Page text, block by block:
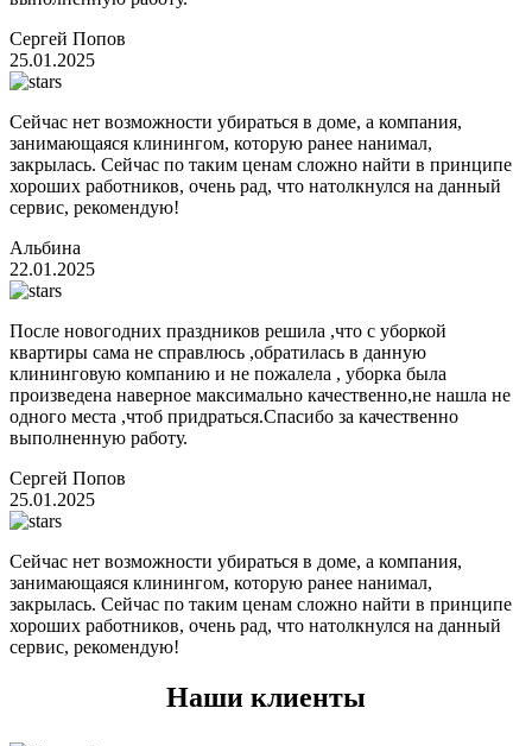
Сергей Попов
25.01.2025
Сейчас нет возможности убираться в доме, а компания,
занимающаяся клинингом, которую ранее нанимал,
закрылась. Сейчас по таким ценам сложно найти в принципе
хороших работников, очень рад, что натолкнулся на данный
сервис, рекомендую!
Альбина
22.01.2025
После новогодних праздников решила ,что с уборкой
квартиры сама не справлюсь ,обратилась в данную
клининговую компанию и не пожалела , уборка была
произведена наверное максимально качественно,не нашла не
одного места ,чтоб придраться.Спасибо за качественно
выполненную работу.
Сергей Попов
25.01.2025
Сейчас нет возможности убираться в доме, а компания,
занимающаяся клинингом, которую ранее нанимал,
закрылась. Сейчас по таким ценам сложно найти в принципе
хороших работников, очень рад, что натолкнулся на данный
сервис, рекомендую!
Наши клиенты